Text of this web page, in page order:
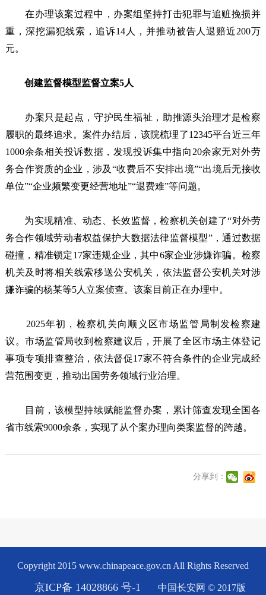
在办理该案过程中，办案组坚持打击犯罪与追赃挽损并
重，深挖漏犯线索，追诉14人，并推动被告人退赔近200万
元。
创建监督模型监督立案5人
办案只是起点，守护民生福祉，助推源头治理才是检察
履职的最终追求。案件办结后，该院梳理了12345平台近三年
1000余条相关投诉数据，发现投诉集中指向20余家无对外劳
务合作资质的企业，涉及“收费后不安排出境”“出境后无接收
单位”“企业频繁变更经营地址”“退费难”等问题。
为实现精准、动态、长效监督，检察机关创建了“对外劳
务合作领域劳动者权益保护大数据法律监督模型”，通过数据
碰撞，精准锁定17家违规企业，其中6家企业涉嫌诈骗。检察
机关及时将相关线索移送公安机关，依法监督公安机关对涉
嫌诈骗的杨某等5人立案侦查。该案目前正在办理中。
2025年初，检察机关向顺义区市场监管局制发检察建
议。市场监管局收到检察建议后，开展了全区市场主体登记
事项专项排查整治，依法督促17家不符合条件的企业完成经
营范围变更，推动出国劳务领域行业治理。
目前，该模型持续赋能监督办案，累计筛查发现全国各
省市线索9000余条，实现了从个案办理向类案监督的跨越。
分享到：
Copyright 2015 www.chinapeace.gov.cn All Rights Reserved
京ICP备 14028866 号-1 中国长安网 © 2017版